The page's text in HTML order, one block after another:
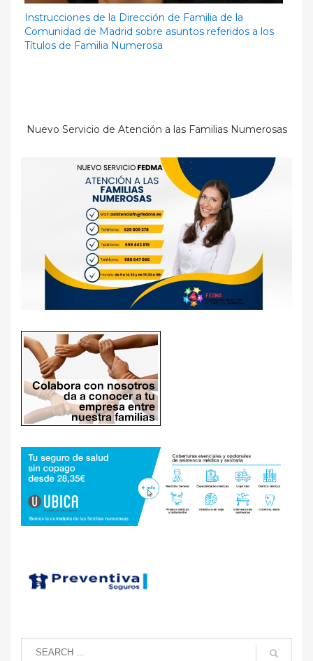
Instrucciones de la Dirección de Familia de la
Comunidad de Madrid sobre asuntos referidos a los
Títulos de Familia Numerosa
Nuevo Servicio de Atención a las Familias Numerosas